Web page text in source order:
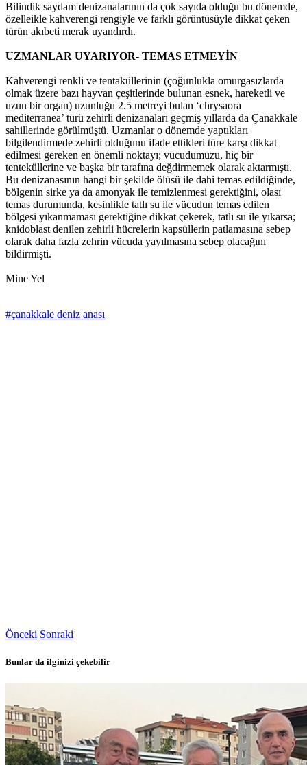
Bilindik saydam denizanalarının da çok sayıda olduğu bu dönemde,
özelleikle kahverengi rengiyle ve farklı görüntüsüyle dikkat çeken
türün akıbeti merak uyandırdı.
UZMANLAR UYARIYOR- TEMAS ETMEYİN
Kahverengi renkli ve tentaküllerinin (çoğunlukla omurgasızlarda
olmak üzere bazı hayvan çeşitlerinde bulunan esnek, hareketli ve
uzun bir organ) uzunluğu 2.5 metreyi bulan ‘chrysaora
mediterranea’ türü zehirli denizanaları geçmiş yıllarda da Çanakkale
sahillerinde görülmüştü. Uzmanlar o dönemde yaptıkları
bilgilendirmede zehirli olduğunu ifade ettikleri türe karşı dikkat
edilmesi gereken en önemli noktayı; vücudumuzu, hiç bir
tenteküllerine ve başka bir tarafına değdirmemek olarak aktarmıştı.
Bu denizanasının hangi bir şekilde ölüsü ile dahi temas edildiğinde,
bölgenin sirke ya da amonyak ile temizlenmesi gerektiğini, olası
temas durumunda, kesinlikle tatlı su ile vücudun temas edilen
bölgesi yıkanmaması gerektiğine dikkat çekerek, tatlı su ile yıkarsa;
knidoblast denilen zehirli hücrelerin kapsüllerin patlamasına sebep
olarak daha fazla zehrin vücuda yayılmasına sebep olacağını
bildirmişti.
Mine Yel
#çanakkale deniz anası
Önceki Sonraki
Bunlar da ilginizi çekebilir